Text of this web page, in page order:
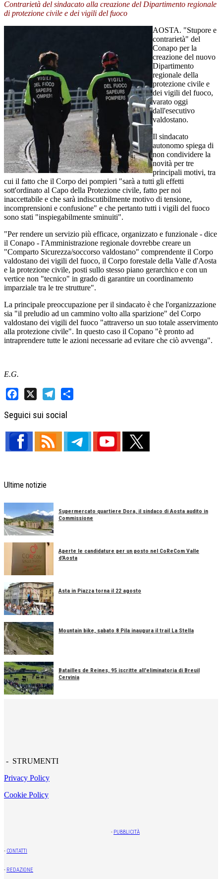
Contrarietà del sindacato alla creazione del Dipartimento regionale
di protezione civile e dei vigili del fuoco
AOSTA. "Stupore e
contrarietà" del
Conapo per la
creazione del nuovo
Dipartimento
regionale della
protezione civile e
dei vigili del fuoco,
varato oggi
dall'esecutivo
valdostano.
Il sindacato
autonomo spiega di
non condividere la
novità per tre
principali motivi, tra
cui il fatto che il Corpo dei pompieri "sarà a tutti gli effetti
sott'ordinato al Capo della Protezione civile, fatto per noi
inaccettabile e che sarà indiscutibilmente motivo di tensione,
incomprensioni e confusione" e che pertanto tutti i vigili del fuoco
sono stati "inspiegabilmente sminuiti".
"Per rendere un servizio più efficace, organizzato e funzionale - dice
il Conapo - l'Amministrazione regionale dovrebbe creare un
"Comparto Sicurezza/soccorso valdostano" comprendente il Corpo
valdostano dei vigili del fuoco, il Corpo forestale della Valle d'Aosta
e la protezione civile, posti sullo stesso piano gerarchico e con un
vertice non "tecnico" in grado di garantire un coordinamento
imparziale tra le tre strutture".
La principale preoccupazione per il sindacato è che l'organizzazione
sia "il preludio ad un cammino volto alla sparizione" del Corpo
valdostano dei vigili del fuoco "attraverso un suo totale asservimento
alla protezione civile". In questo caso il Copano "è pronto ad
intraprendere tutte le azioni necessarie ad evitare che ciò avvenga".
E.G.
Seguici sui social
Ultime notizie
Supermercato quartiere Dora, il sindaco di Aosta audito in
Commissione
Aperte le candidature per un posto nel CoReCom Valle
d'Aosta
Asta in Piazza torna il 22 agosto
Mountain bike, sabato 8 Pila inaugura il trail La Stella
Batailles de Reines, 95 iscritte all'eliminatoria di Breuil
Cervinia
- STRUMENTI
Privacy Policy
Cookie Policy
- PUBBLICITÀ
- CONTATTI
- REDAZIONE